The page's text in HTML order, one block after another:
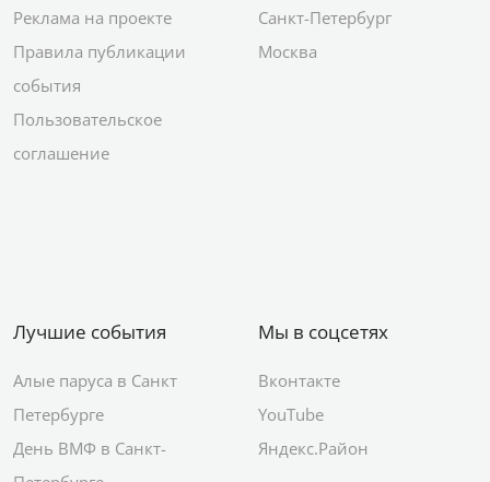
Реклама на проекте
Правила публикации
события
Пользовательское
соглашение
Санкт-Петербург
Москва
Лучшие события
Алые паруса в Санкт
Петербурге
День ВМФ в Санкт-
Мы в соцсетях
Вконтакте
YouTube
Яндекс.Район